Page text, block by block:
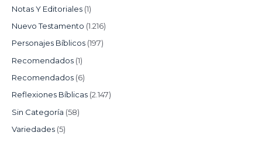
Notas Y Editoriales (1)
Nuevo Testamento (1.216)
Personajes Bíblicos (197)
Recomendados (1)
Recomendados (6)
Reflexiones Bíblicas (2.147)
Sin Categoría (58)
Variedades (5)